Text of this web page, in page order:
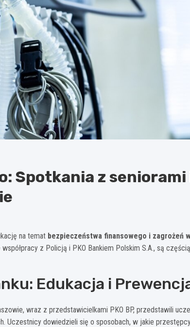
Spotkania z seniorami
na temat bezpieczeństwa finansowego i zagrożeń
z Policją i PKO Bankiem Polskim S.A., są
Edukacja i
wraz z przedstawicielkami PKO BP, przedstawili
Uczestnicy dowiedzieli się o sposobach, w jakie